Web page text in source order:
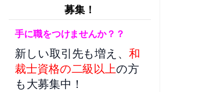
募集！
手に職をつけませんか？？
新しい取引先も増え、 和
裁士資格の二級以上の方
も大募集中！